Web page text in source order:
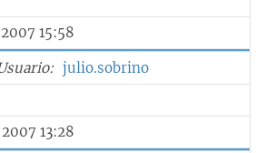
15:58
julio.sobrino
13:28